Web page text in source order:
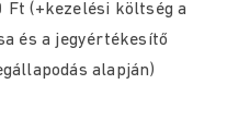
Ft (+kezelési költség a
és a jegyértékesítő
alapján)